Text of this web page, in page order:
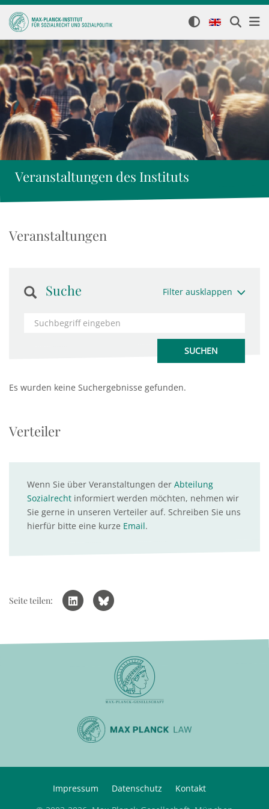
Veranstaltungen des Instituts
Veranstaltungen
Suche Filter ausklappen
Es wurden keine Suchergebnisse gefunden.
Verteiler
Wenn Sie über Veranstaltungen der Abteilung
Sozialrecht informiert werden möchten, nehmen wir
Sie gerne in unseren Verteiler auf. Schreiben Sie uns
hierfür bitte eine kurze Email.
Seite teilen:
Impressum Datenschutz
Kontakt